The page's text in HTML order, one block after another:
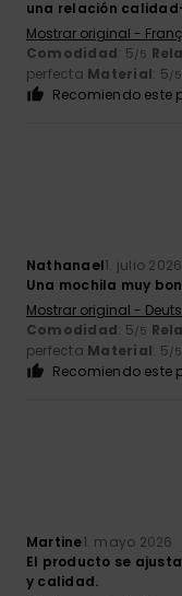
una relación
Mostrar original -
Comodidad: 5/5
perfecta Material: 5/5
Recomiendo este
Nathanael1. julio 2026
Una mochila muy
Mostrar original -
Comodidad: 5/5
perfecta Material: 5/5
Recomiendo este
Martine1. mayo 2026
El producto se
y calidad.